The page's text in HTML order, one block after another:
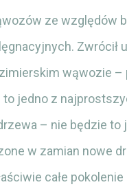
ze względów
Zwrócił
wąwozie –
to jedno z
– nie będzie to
w zamian nowe
całe